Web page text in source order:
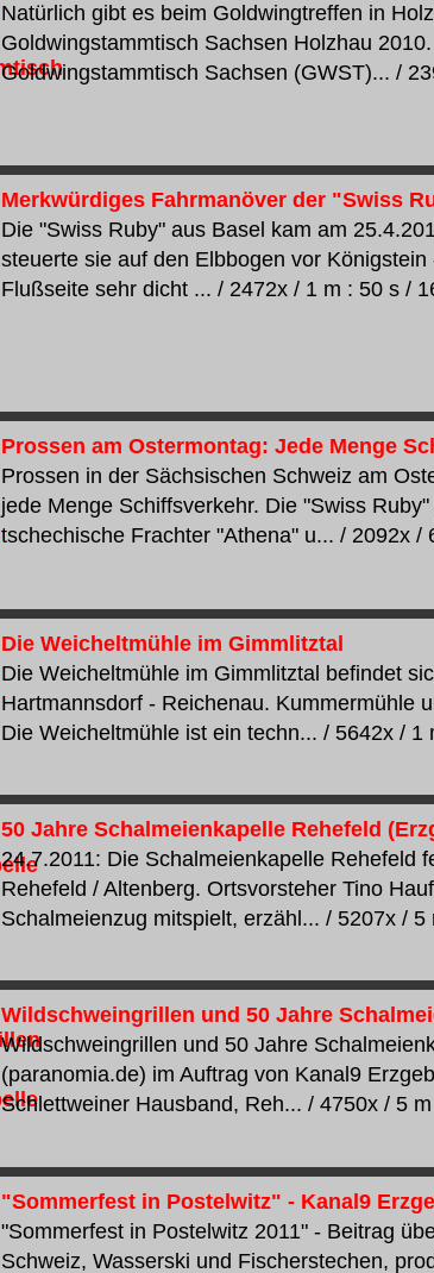
Natürlich gibt es beim Goldwingtreffen in
Goldwingstammtisch Sachsen Holzhau
Goldwingstammtisch Sachsen (GWST)... /
Merkwürdiges Fahrmanöver der "Swiss
Die "Swiss Ruby" aus Basel kam am
steuerte sie auf den Elbbogen vor
Flußseite sehr dicht ... / 2472x / 1 m : 50 s /
Prossen am Ostermontag: Jede Menge
Prossen in der Sächsischen Schweiz am
jede Menge Schiffsverkehr. Die "Swiss
tschechische Frachter "Athena" u... / 2092x /
Die Weicheltmühle im Gimmlitztal
Die Weicheltmühle im Gimmlitztal befindet
Hartmannsdorf - Reichenau. Kummermühle
Die Weicheltmühle ist ein techn... / 5642x / 1
50 Jahre Schalmeienkapelle Rehefeld
24.7.2011: Die Schalmeienkapelle Rehefeld
Rehefeld / Altenberg. Ortsvorsteher Tino
Schalmeienzug mitspielt, erzähl... / 5207x / 5
Wildschweingrillen und 50 Jahre
Wildschweingrillen und 50 Jahre
(paranomia.de) im Auftrag von Kanal9
Schlettweiner Hausband, Reh... / 4750x / 5
"Sommerfest in Postelwitz" - Kanal9
"Sommerfest in Postelwitz 2011" - Beitrag
Schweiz, Wasserski und Fischerstechen,